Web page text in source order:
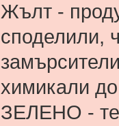
Жълт -
споделили,
химикали
ЗЕЛЕНО -